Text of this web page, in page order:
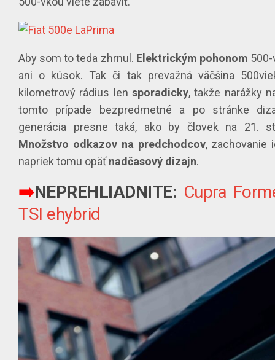
Aby som to teda zhrnul. Elektrickým pohonom
ani o kúsok. Tak či tak prevažná väčšina
kilometrový rádius len sporadicky, takže narážky
tomto prípade bezpredmetné a po stránke
generácia presne taká, ako by človek na 21.
Množstvo odkazov na predchodcov, zachovanie
napriek tomu opäťnadčasový dizajn.
➡️NEPREHLIADNITE: Cupra
TSI ehybrid